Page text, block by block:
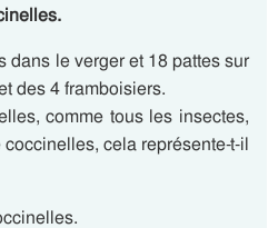
dans le verger et 18 pattes sur
des 4 framboisiers.
comme tous les insectes,
cela représente-t-il